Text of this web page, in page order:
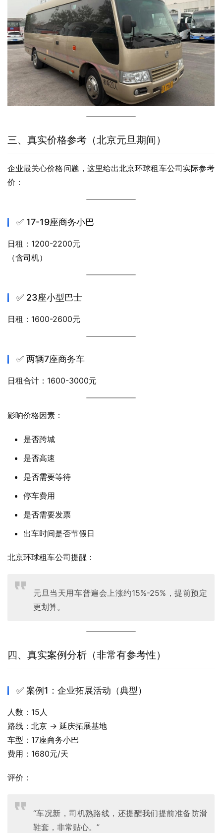
三、真实价格参考（北京元旦期间）
企业最关心价格问题，这里给出北京环球租车公司实际参考
价：
✅ 17-19座商务小巴
日租：1200-2200元
（含司机）
✅ 23座小型巴士
日租：1600-2600元
✅ 两辆7座商务车
日租合计：1600-3000元
影响价格因素：
是否跨城
是否高速
是否需要等待
停车费用
是否需要发票
出车时间是否节假日
北京环球租车公司提醒：
元旦当天用车普遍会上涨约15%-25%，提前预定
更划算。
四、真实案例分析（非常有参考性）
✅ 案例1：企业拓展活动（典型）
人数：15人
路线：北京 → 延庆拓展基地
车型：17座商务小巴
费用：1680元/天
评价：
“车况新，司机熟路线，还提醒我们提前准备防滑
鞋套，非常贴心。”